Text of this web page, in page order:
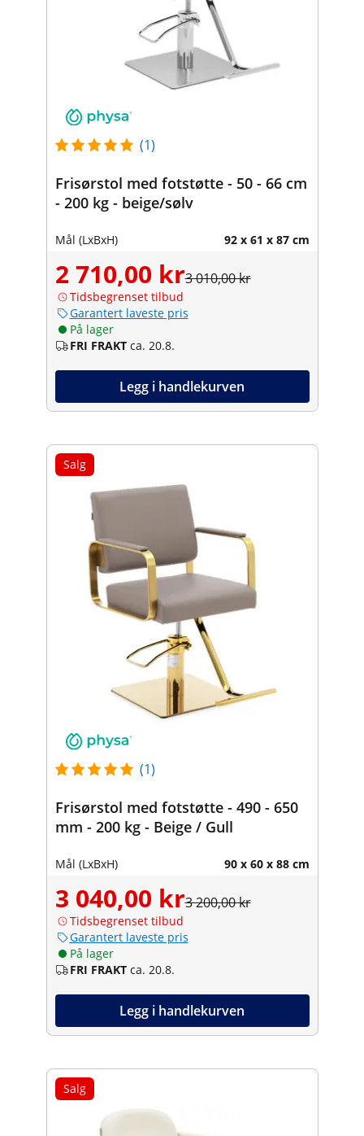
(1)
Frisørstol med fotstøtte - 50 - 66 cm
- 200 kg - beige/sølv
Mål (LxBxH) 92 x 61 x 87 cm
2 710,00 kr3 010,00 kr
Tidsbegrenset tilbud
Garantert laveste pris
På lager
FRI FRAKT ca. 20.8.
Legg i handlekurven
Salg
(1)
Frisørstol med fotstøtte - 490 - 650
mm - 200 kg - Beige / Gull
Mål (LxBxH) 90 x 60 x 88 cm
3 040,00 kr3 200,00 kr
Tidsbegrenset tilbud
Garantert laveste pris
På lager
FRI FRAKT ca. 20.8.
Legg i handlekurven
Salg